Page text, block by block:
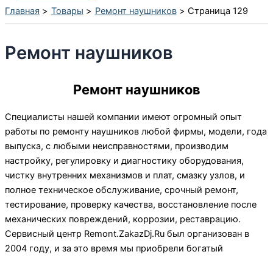
Главная Товары Ремонт наушников Страница 129
Ремонт наушников
Ремонт наушников
Специалисты нашей компании имеют огромный опыт
работы по ремонту наушников любой фирмы, модели, года
выпуска, с любыми неисправностями, производим
настройку, регулировку и диагностику оборудования,
чистку внутренних механизмов и плат, смазку узлов, и
полное техническое обслуживание, срочный ремонт,
тестирование, проверку качества, восстановление после
механических повреждений, коррозии, реставрацию.
Сервисный центр Remont.ZakazDj.Ru был организован в
2004 году, и за это время мы приобрели богатый